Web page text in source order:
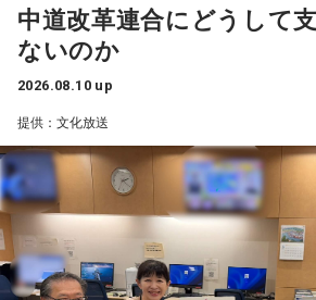
衆議院の人が続々、落っこちてしまった
というところにたどり着かない。もちろ
議員の中には、仲のいい人、よく話す人
は党が呼んだりネットで会議をやったと
る」
長野「はい」
角谷「政治はね、直接会って話さないと
わらない、ニュアンスがわからない。
中道改革連合にどうして
ないのか
2026.08.10 up
提供：文化放送